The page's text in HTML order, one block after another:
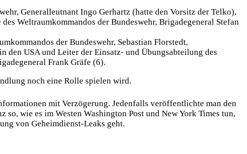
Generalleutnant Ingo Gerhartz (hatte den Vorsitz der Telko),
Weltraumkommandos der Bundeswehr, Brigadegeneral Stefan
der Bundeswehr, Sebastian Florstedt,
den USA und Leiter der Einsatz- und Übungsabteilung des
Frank Gräfe (6).
noch eine Rolle spielen wird.
mit Verzögerung. Jedenfalls veröffentlichte man den
so, wie es im Westen Washington Post und New York Times tun,
von Geheimdienst-Leaks geht.